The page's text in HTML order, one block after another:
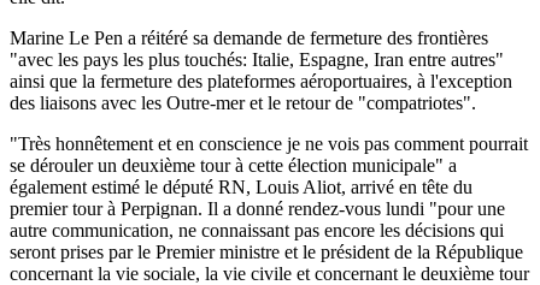
Marine Le Pen a réitéré sa demande de fermeture des frontières
"avec les pays les plus touchés: Italie, Espagne, Iran entre autres"
ainsi que la fermeture des plateformes aéroportuaires, à l'exception
des liaisons avec les Outre-mer et le retour de "compatriotes".
"Très honnêtement et en conscience je ne vois pas comment pourrait
se dérouler un deuxième tour à cette élection municipale" a
également estimé le député RN, Louis Aliot, arrivé en tête du
premier tour à Perpignan. Il a donné rendez-vous lundi "pour une
autre communication, ne connaissant pas encore les décisions qui
seront prises par le Premier ministre et le président de la République
concernant la vie sociale, la vie civile et concernant le deuxième tour